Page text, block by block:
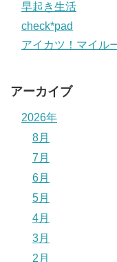
早起き生活
check*pad
アイカツ！マイル
アーカイブ
2026年
8月
7月
6月
5月
4月
3月
2月